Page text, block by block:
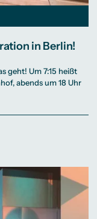
in Berlin!
geht! Um 7:15 heißt
abends um 18 Uhr